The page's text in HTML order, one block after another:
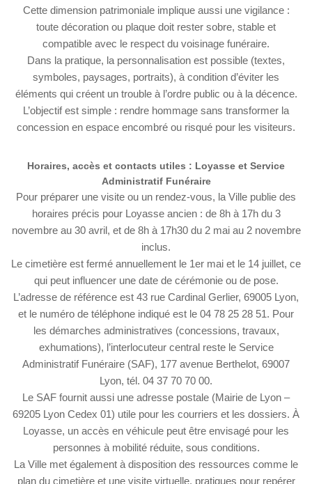
Cette dimension patrimoniale implique aussi une vigilance :
toute décoration ou plaque doit rester sobre, stable et
compatible avec le respect du voisinage funéraire.
Dans la pratique, la personnalisation est possible (textes,
symboles, paysages, portraits), à condition d’éviter les
éléments qui créent un trouble à l’ordre public ou à la décence.
L’objectif est simple : rendre hommage sans transformer la
concession en espace encombré ou risqué pour les visiteurs.
Horaires, accès et contacts utiles : Loyasse et Service
Administratif Funéraire
Pour préparer une visite ou un rendez-vous, la Ville publie des
horaires précis pour Loyasse ancien : de 8h à 17h du 3
novembre au 30 avril, et de 8h à 17h30 du 2 mai au 2 novembre
inclus.
Le cimetière est fermé annuellement le 1er mai et le 14 juillet, ce
qui peut influencer une date de cérémonie ou de pose.
L’adresse de référence est 43 rue Cardinal Gerlier, 69005 Lyon,
et le numéro de téléphone indiqué est le 04 78 25 28 51. Pour
les démarches administratives (concessions, travaux,
exhumations), l’interlocuteur central reste le Service
Administratif Funéraire (SAF), 177 avenue Berthelot, 69007
Lyon, tél. 04 37 70 70 00.
Le SAF fournit aussi une adresse postale (Mairie de Lyon –
69205 Lyon Cedex 01) utile pour les courriers et les dossiers. À
Loyasse, un accès en véhicule peut être envisagé pour les
personnes à mobilité réduite, sous conditions.
La Ville met également à disposition des ressources comme le
plan du cimetière et une visite virtuelle, pratiques pour repérer